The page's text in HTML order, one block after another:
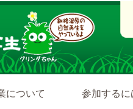
について 参加する